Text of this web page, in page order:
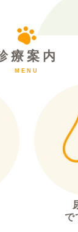
療案内
MENU
で